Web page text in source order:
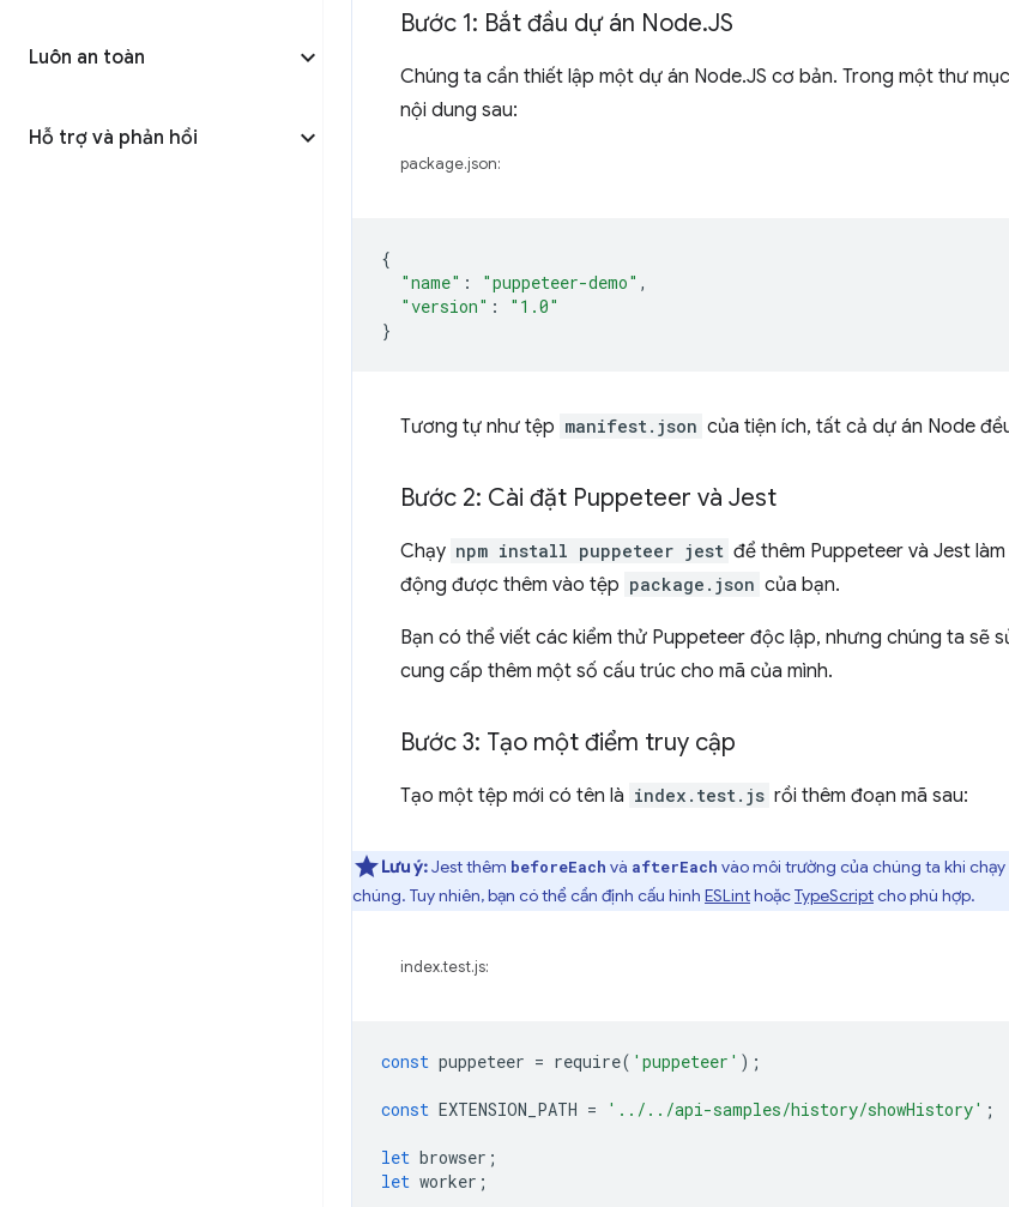
Luôn an toàn
Hỗ trợ và phản hồi
Bước 1: Bắt đầu dự án Node.JS
Chúng ta cần thiết lập một dự án Node.JS cơ bản. Trong một thư
nội dung sau:
package.json:
{
"name" : "puppeteer-demo" ,
"version" :
"1.0"
}
Tương tự như tệp manifest.json của tiện ích, tất cả dự án Node
Bước 2: Cài đặt Puppeteer và Jest
Chạy npm install puppeteer jest để thêm Puppeteer và Jest
động được thêm vào tệp package.json của bạn.
Bạn có thể viết các kiểm thử Puppeteer độc lập, nhưng chúng ta sẽ
cung cấp thêm một số cấu trúc cho mã của mình.
Bước 3: Tạo một điểm truy cập
Tạo một tệp mới có tên là index.test.js rồi thêm đoạn mã sau:
Lưu ý:Jest thêm beforeEach và afterEach vào môi trường của chúng ta khi
chúng. Tuy nhiên, bạn có thể cần định cấu hình ESLinthoặcTypeScriptcho phù hợp.
index.test.js:
const puppeteer = require( 'puppeteer' );
const EXTENSION_PATH = '../../api-samples/history/showHistory' ;
let browser ;
let worker ;